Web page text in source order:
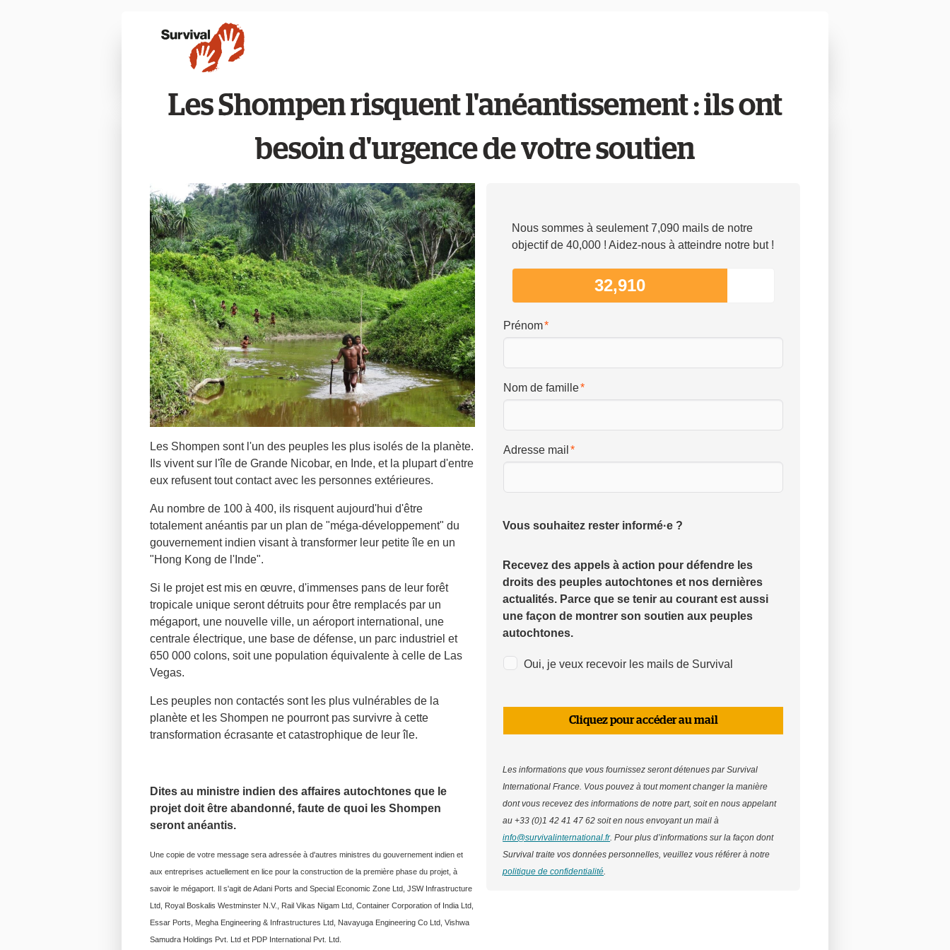
Les Shompen risquent l'anéantissement : ils ont
besoin d'urgence de votre soutien
Les Shompen sont l'un des peuples les plus isolés de la planète.
Ils vivent sur l'île de Grande Nicobar, en Inde, et la plupart d'entre
eux refusent tout contact avec les personnes extérieures.
Au nombre de 100 à 400, ils risquent aujourd'hui d'être
totalement anéantis par un plan de "méga-développement" du
gouvernement indien visant à transformer leur petite île en un
"Hong Kong de l'Inde".
Si le projet est mis en œuvre, d'immenses pans de leur forêt
tropicale unique seront détruits pour être remplacés par un
mégaport, une nouvelle ville, un aéroport international, une
centrale électrique, une base de défense, un parc industriel et
650 000 colons, soit une population équivalente à celle de Las
Vegas.
Les peuples non contactés sont les plus vulnérables de la
planète et les Shompen ne pourront pas survivre à cette
transformation écrasante et catastrophique de leur île.
Dites au ministre indien des affaires autochtones que le
projet doit être abandonné, faute de quoi les Shompen
seront anéantis.
Une copie de votre message sera adressée à d'autres ministres du gouvernement indien et
aux entreprises actuellement en lice pour la construction de la première phase du projet, à
savoir le mégaport. Il s'agit de Adani Ports and Special Economic Zone Ltd, JSW Infrastructure
Ltd, Royal Boskalis Westminster N.V., Rail Vikas Nigam Ltd, Container Corporation of India Ltd,
Essar Ports, Megha Engineering & Infrastructures Ltd, Navayuga Engineering Co Ltd, Vishwa
Samudra Holdings Pvt. Ltd et PDP International Pvt. Ltd.
Nous sommes à seulement 7,090 mails de notre
objectif de 40,000 ! Aidez-nous à atteindre notre but !
32,910
Prénom
Nom de famille
Adresse mail
Vous souhaitez rester informé·e ?
Recevez des appels à action pour défendre les
droits des peuples autochtones et nos dernières
actualités. Parce que se tenir au courant est aussi
une façon de montrer son soutien aux peuples
autochtones.
Oui, je veux recevoir les mails de Survival
Cliquez pour accéder au mail
Les informations que vous fournissez seront détenues par Survival
International France. Vous pouvez à tout moment changer la manière
dont vous recevez des informations de notre part, soit en nous appelant
au +33 (0)1 42 41 47 62 soit en nous envoyant un mail à
info@survivalinternational.fr. Pour plus d’informations sur la façon dont
Survival traite vos données personnelles, veuillez vous référer à notre
politique de confidentialité.